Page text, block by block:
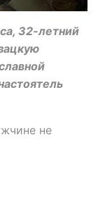
32-летний
не